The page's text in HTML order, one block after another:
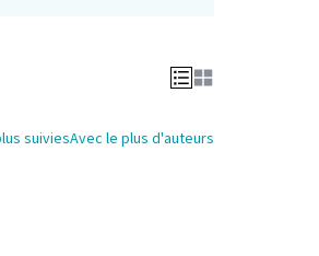
suiviesAvec le plus d'auteurs